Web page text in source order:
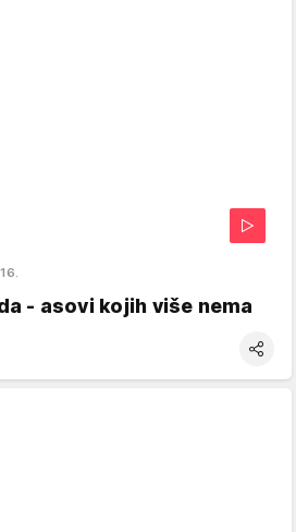
- asovi kojih više nema